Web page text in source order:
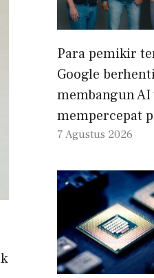
Para pemikir
Google
membangun AI
mempercepat
7 Agustus 2026